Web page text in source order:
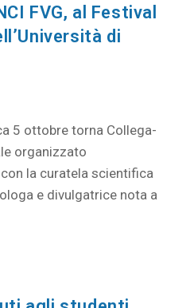
FVG, al Festival
di
5 ottobre torna Collega-
organizzato
la curatela scientifica
e divulgatrice nota a